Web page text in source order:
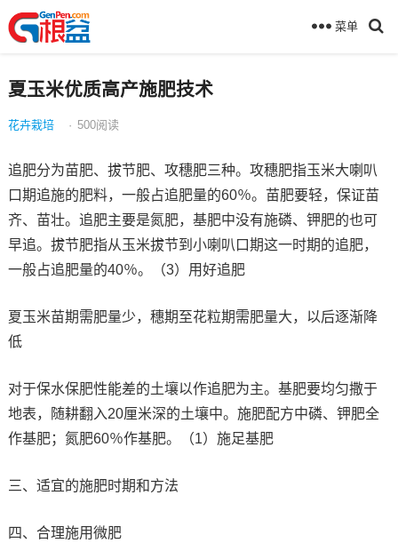
菜单
夏玉米优质高产施肥技术
花卉栽培 · 500阅读
追肥分为苗肥、拔节肥、攻穗肥三种。攻穗肥指玉米大喇叭
口期追施的肥料，一般占追肥量的60％。苗肥要轻，保证苗
齐、苗壮。追肥主要是氮肥，基肥中没有施磷、钾肥的也可
早追。拔节肥指从玉米拔节到小喇叭口期这一时期的追肥，
一般占追肥量的40％。（3）用好追肥
夏玉米苗期需肥量少，穗期至花粒期需肥量大，以后逐渐降
低
对于保水保肥性能差的土壤以作追肥为主。基肥要均匀撒于
地表，随耕翻入20厘米深的土壤中。施肥配方中磷、钾肥全
作基肥；氮肥60％作基肥。（1）施足基肥
三、适宜的施肥时期和方法
四、合理施用微肥